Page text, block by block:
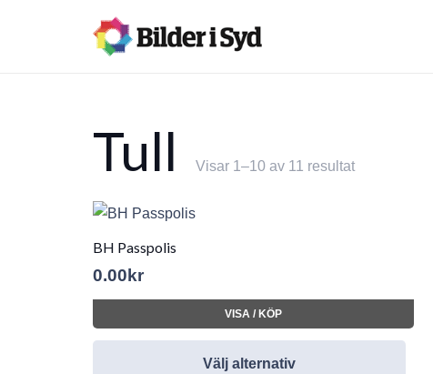
Tull Visar 1–10 av 11 resultat
BH Passpolis
0.00 kr
VISA / KÖP
Välj alternativ